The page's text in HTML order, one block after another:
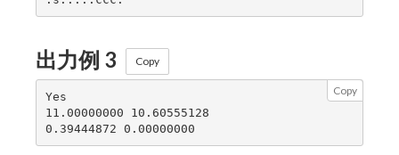
出力例 3 Copy
Copy
Yes
11.00000000 10.60555128